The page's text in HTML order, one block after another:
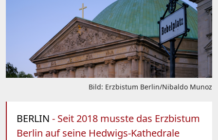
Bild: Erzbistum Berlin/Nibaldo Munoz
BERLIN - Seit 2018 musste das Erzbistum
Berlin auf seine Hedwigs-Kathedrale